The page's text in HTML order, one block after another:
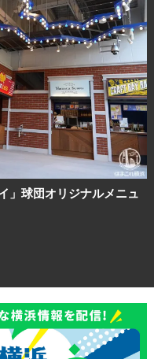
」球団オリジナルメニュ